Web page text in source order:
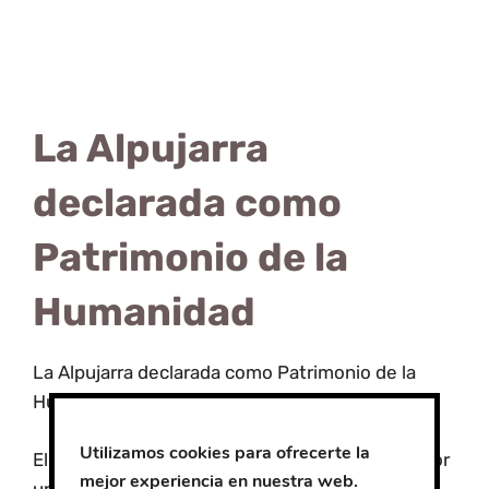
La Alpujarra
declarada como
Patrimonio de la
Humanidad
La Alpujarra declarada como Patrimonio de la
Humanidad
El Pleno del Senado ha aprobado este jueves por
Utilizamos cookies para ofrecerte la
mejor experiencia en nuestra web.